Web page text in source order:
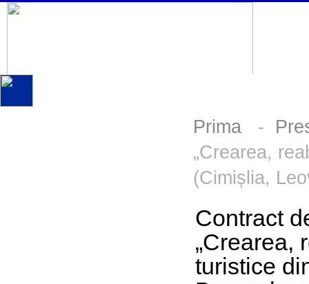
Prima -
„Crearea,
(Cimișlia,
Contract
„Crearea,
turistice